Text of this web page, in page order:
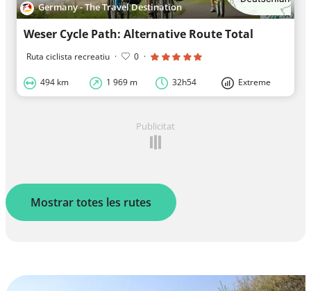
Germany - The Travel Destination
Weser Cycle Path: Alternative Route Total
Ruta ciclista recreatiu · 0 ·
494 km 1 969 m 32h54 Extreme
Publicitat
Mostrar totes les rutes